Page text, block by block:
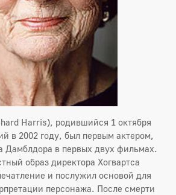
Harris), родившийся 1 октября
в 2002 году, был первым актером,
Дамблдора в первых двух фильмах.
образ директора Хогвартса
и послужил основой для
персонажа. После смерти